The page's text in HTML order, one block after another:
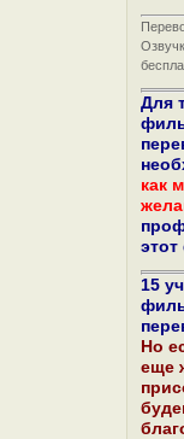
Для
как
15
Но
еще